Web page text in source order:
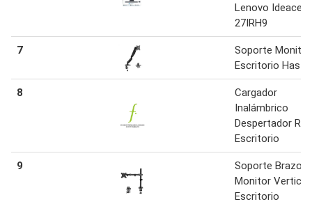
Lenovo
27IRH9
7
Soporte Monitor
Escritorio Hasta
8
Cargador
Inalámbrico
Despertador
Escritorio
9
Soporte Brazo
Monitor Vertical
Escritorio